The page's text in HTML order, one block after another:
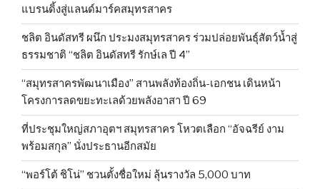
แบรนดิ้งสู่แลนด์มาร์คสมุทรสาคร
ชลิต อินดัสทรี ผนึก ประมงสมุทรสาคร ร่วมปล่อยพันธุ์สัตว์น้ำสู่
ธรรมชาติ “ชลิต อินดัสทรี รักษ์เล ปี 4”
“สมุทรสาครพัฒนาเมือง” สานพลังท้องถิ่น-เอกชน เดินหน้า
โครงการลดขยะทะเลด้วยพลังอาสา ปี 69
ที่ประชุมใหญ่สภาอุตฯ สมุทรสาคร โหวตเลือก “อัจฉรีย์ งาม
พร้อมสกุล” นั่งประธานอีกสมัย
“พอร์โต้ ชิโน่” ชวนตั้งชื่อใหม่ ลุ้นรางวัล 5,000 บาท